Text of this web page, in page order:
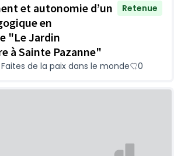
et autonomie d’un
en
"Le Jardin
à Sainte Pazanne"
Retenue
de la paix dans le monde 0